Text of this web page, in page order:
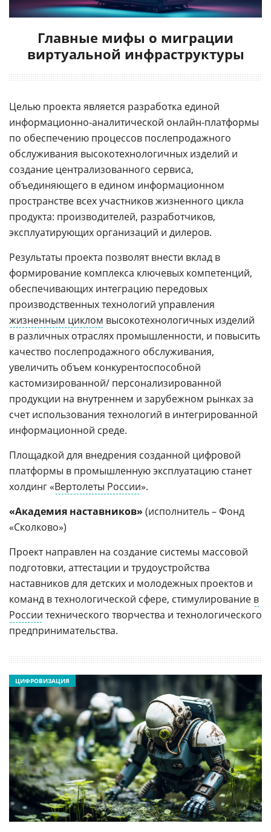
Главные мифы о миграции
виртуальной инфраструктуры
Целью проекта является разработка единой
информационно-аналитической онлайн-платформы
по обеспечению процессов послепродажного
обслуживания высокотехнологичных изделий и
создание централизованного сервиса,
объединяющего в едином информационном
пространстве всех участников жизненного цикла
продукта: производителей, разработчиков,
эксплуатирующих организаций и дилеров.
Результаты проекта позволят внести вклад в
формирование комплекса ключевых компетенций,
обеспечивающих интеграцию передовых
производственных технологий управления
жизненным циклом высокотехнологичных изделий
в различных отраслях промышленности, и повысить
качество послепродажного обслуживания,
увеличить объем конкурентоспособной
кастомизированной/ персонализированной
продукции на внутреннем и зарубежном рынках за
счет использования технологий в интегрированной
информационной среде.
Площадкой для внедрения созданной цифровой
платформы в промышленную эксплуатацию станет
холдинг «Вертолеты России».
«Академия наставников» (исполнитель – Фонд
«Сколково»)
Проект направлен на создание системы массовой
подготовки, аттестации и трудоустройства
наставников для детских и молодежных проектов и
команд в технологической сфере, стимулирование в
России технического творчества и технологического
предпринимательства.
ЦИФРОВИЗАЦИЯ